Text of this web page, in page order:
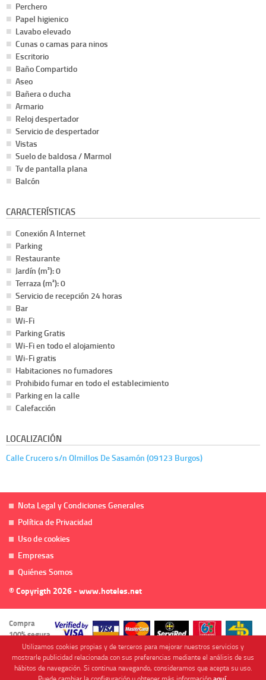
Perchero
Papel higienico
Lavabo elevado
Cunas o camas para ninos
Escritorio
Baño Compartido
Aseo
Bañera o ducha
Armario
Reloj despertador
Servicio de despertador
Vistas
Suelo de baldosa / Marmol
Tv de pantalla plana
Balcón
CARACTERÍSTICAS
Conexión A Internet
Parking
Restaurante
Jardín (m²): 0
Terraza (m²): 0
Servicio de recepción 24 horas
Bar
Wi-Fi
Parking Gratis
Wi-Fi en todo el alojamiento
Wi-Fi gratis
Habitaciones no fumadores
Prohibido fumar en todo el establecimiento
Parking en la calle
Calefacción
LOCALIZACIÓN
Calle Crucero s/n Olmillos De Sasamón (09123 Burgos)
Nota Legal y Condiciones Generales
Política de Privacidad
Uso de cookies
Empresas
Quiénes Somos
© Copyrigth 2026 - www.hoteles.net
Compra
100% segura
Utilizamos cookies propias y de terceros para mejorar nuestros servicios y
mostrarle publicidad relacionada con sus preferencias mediante el análisis de sus
hábitos de navegación. Si continua navegando, consideramos que acepta su uso.